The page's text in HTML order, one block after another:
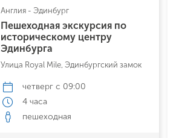
Англия - Эдинбург
Пешеходная экскурсия по
историческому центру
Эдинбурга
Улица Royal Mile, Эдинбургский замок
четверг с 09:00
4 часа
пешеходная